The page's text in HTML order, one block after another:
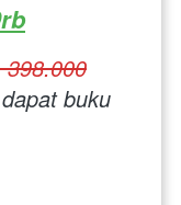
398.000
buku